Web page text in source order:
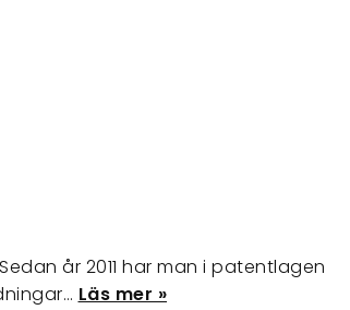
år 2011 har man i patentlagen
Läs mer »